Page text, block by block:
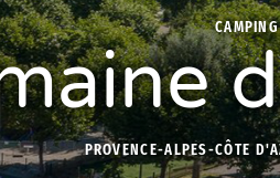
CAMPING
PROVENCE-ALPES-CÔTE